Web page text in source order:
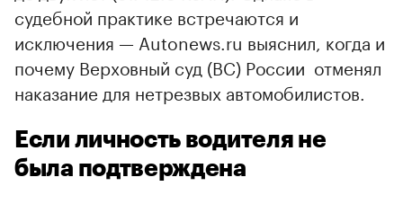
судебной практике встречаются и
исключения — Autonews.ru выяснил, когда и
почему Верховный суд (ВС) России отменял
наказание для нетрезвых автомобилистов.
Если личность водителя не
была подтверждена